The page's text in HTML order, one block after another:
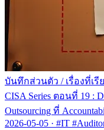
บันทึกส่วนตัว / เรื่องที่เ
CISA Series ตอนที่ 19 :
Outsourcing ที่
2026-05-05 · #IT